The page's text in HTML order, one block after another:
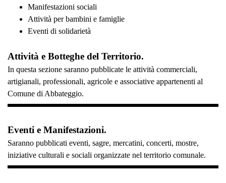
Manifestazioni sociali
Attività per bambini e famiglie
Eventi di solidarietà
Attività e Botteghe del Territorio.
In questa sezione saranno pubblicate le attività commerciali,
artigianali, professionali, agricole e associative appartenenti al
Comune di Abbateggio.
Eventi e Manifestazioni.
Saranno pubblicati eventi, sagre, mercatini, concerti, mostre,
iniziative culturali e sociali organizzate nel territorio comunale.